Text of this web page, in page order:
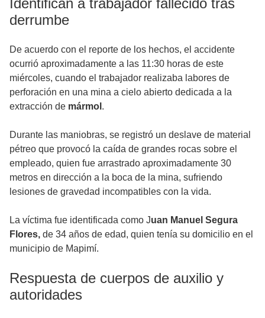
derrumbe
De acuerdo con el reporte de los hechos, el accidente
ocurrió aproximadamente a las 11:30 horas de este
miércoles, cuando el trabajador realizaba labores de
perforación en una mina a cielo abierto dedicada a la
extracción de mármol .
Durante las maniobras, se registró un deslave de material
pétreo que provocó la caída de grandes rocas sobre el
empleado, quien fue arrastrado aproximadamente 30
metros en dirección a la boca de la mina, sufriendo
lesiones de gravedad incompatibles con la vida.
La víctima fue identificada como Juan Manuel Segura
Flores, de 34 años de edad, quien tenía su domicilio en el
municipio de Mapimí.
Respuesta de cuerpos de auxilio y
autoridades